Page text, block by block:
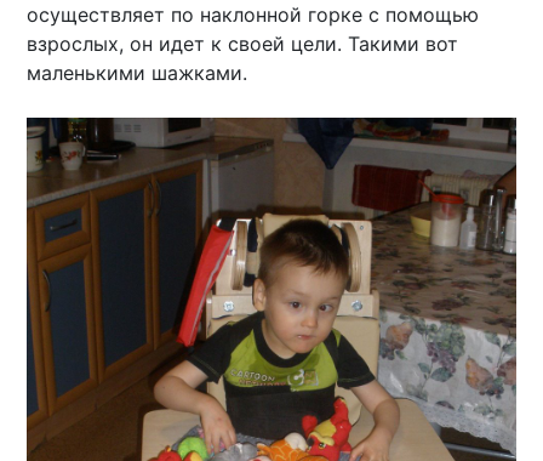
осуществляет по наклонной горке с помощью
взрослых, он идет к своей цели. Такими вот
маленькими шажками.